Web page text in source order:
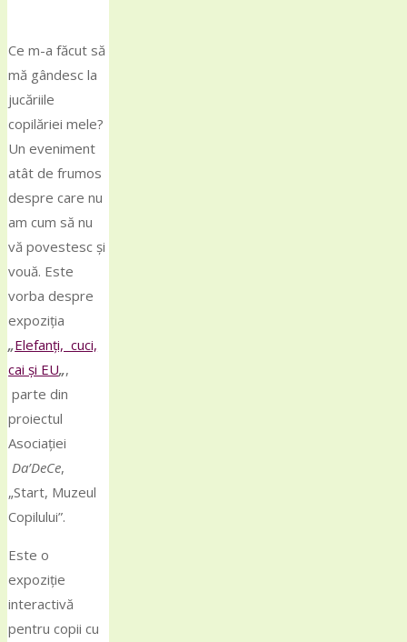
Ce m-a făcut să
mă gândesc la
jucăriile
copilăriei mele?
Un eveniment
atât de frumos
despre care nu
am cum să nu
vă povestesc și
vouă. Este
vorba despre
expoziția
„Elefanți, cuci,
cai și EU„,
parte din
proiectul
Asociației
Da’DeCe,
„Start, Muzeul
Copilului”.
Este o
expoziție
interactivă
pentru copii cu